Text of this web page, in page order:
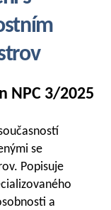
NPC 3/2025
se
Popisuje
a